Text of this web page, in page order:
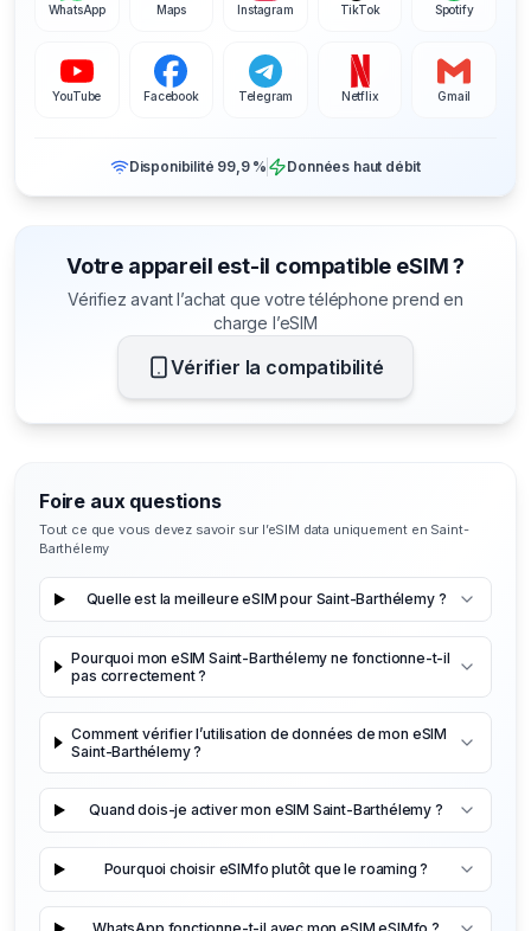
WhatsApp Maps Instagram TikTok Spotify
YouTube Facebook Telegram Netflix Gmail
Disponibilité 99,9 % Données haut débit
Votre appareil est-il compatible eSIM ?
Vérifiez avant l’achat que votre téléphone prend en
charge l’eSIM
Vérifier la compatibilité
Foire aux questions
Tout ce que vous devez savoir sur l’eSIM data uniquement en Saint-
Barthélemy
Quelle est la meilleure eSIM pour Saint-Barthélemy ?
Pourquoi mon eSIM Saint-Barthélemy ne fonctionne-t-il
pas correctement ?
Comment vérifier l’utilisation de données de mon eSIM
Saint-Barthélemy ?
Quand dois-je activer mon eSIM Saint-Barthélemy ?
Pourquoi choisir eSIMfo plutôt que le roaming ?